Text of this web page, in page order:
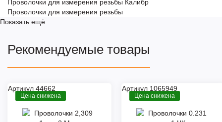
Проволочки для измерения резьбы Калибр
Проволочки для измерения резьбы
Показать ещё
Рекомендуемые товары
Артикул 44662
Цена снижена
Артикул 1065949
Цена снижена